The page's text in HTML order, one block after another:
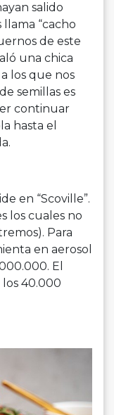
salido
“cacho
de este
una chica
los que nos
semillas es
continuar
hasta el
en “Scoville”.
los cuales no
Para
en aerosol
El
los 40.000